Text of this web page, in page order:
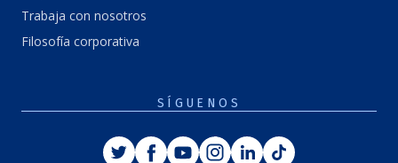
Trabaja con nosotros
Filosofía corporativa
SÍGUENOS
TwitterFacebook
YoutubeInstagram
LinkedinTiktok